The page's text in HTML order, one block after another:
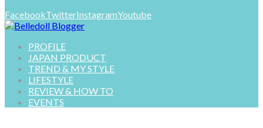
FacebookTwitterInstagramYoutube
PROFILE
JAPAN PRODUCT
TREND & MY STYLE
LIFESTYLE
REVIEW & HOW TO
EVENTS